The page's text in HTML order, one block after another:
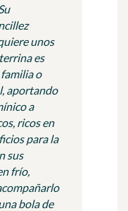
unos
es
o
aportando
a
ricos en
para la
sus
frío,
bola de